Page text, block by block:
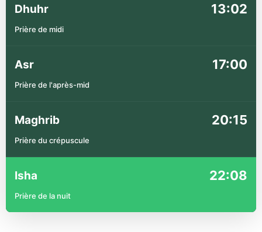
Dhuhr 13:02
Prière de midi
Asr 17:00
Prière de l'après-mid
Maghrib 20:15
Prière du crépuscule
Isha 22:08
Prière de la nuit